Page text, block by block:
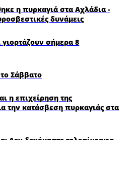
η πυρκαγιά στα Αχλάδια -
δυνάμεις
γιορτάζουν σήμερα 8
Σάββατο
η επιχείρηση της
την κατάσβεση πυρκαγιάς στα
Δεν δεχόμαστε τελεσίγραφα